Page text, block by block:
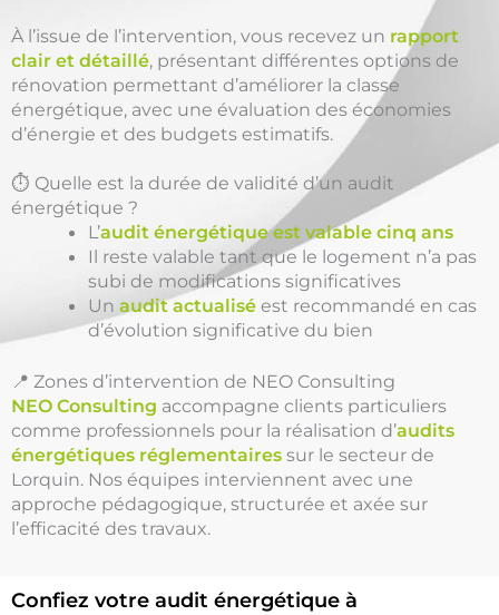
À l’issue de l’intervention, vous recevez un rapport
clair et détaillé, présentant différentes options de
rénovation permettant d’améliorer la classe
énergétique, avec une évaluation des économies
d’énergie et des budgets estimatifs.
⏱️ Quelle est la durée de validité d’un audit
énergétique ?
L’audit énergétique est valable cinq ans
Il reste valable tant que le logement n’a pas
subi de modifications significatives
Unaudit actualisé est recommandé en cas
d’évolution significative du bien
📍 Zones d’intervention de NEO Consulting
NEO Consulting accompagne clients particuliers
comme professionnels pour la réalisation d’audits
énergétiques réglementaires sur le secteur de
Lorquin. Nos équipes interviennent avec une
approche pédagogique, structurée et axée sur
l’efficacité des travaux.
Confiez votre audit énergétique à